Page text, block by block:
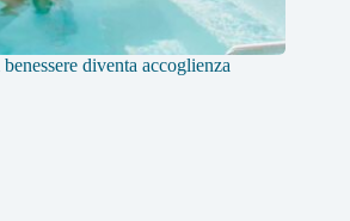
diventa accoglienza